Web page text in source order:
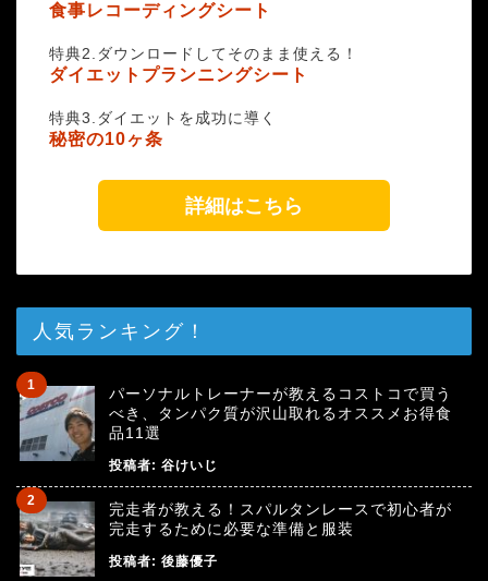
食事レコーディングシート
特典2.ダウンロードしてそのまま使える！
ダイエットプランニングシート
特典3.ダイエットを成功に導く
秘密の10ヶ条
詳細はこちら
人気ランキング！
パーソナルトレーナーが教えるコストコで買う
べき、タンパク質が沢山取れるオススメお得食
品11選
投稿者: 谷けいじ
完走者が教える！スパルタンレースで初心者が
完走するために必要な準備と服装
投稿者: 後藤優子